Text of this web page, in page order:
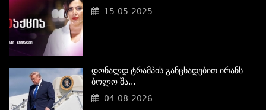
15-05-2025
Დონალდ Ტრამპის Განცხადებით Ირანს
Ბოლო Შა...
04-08-2026